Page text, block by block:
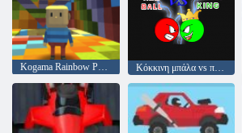
Kogama Rainbow Parkour Κόκκινη μπάλα vs πράσινο βασιλιά